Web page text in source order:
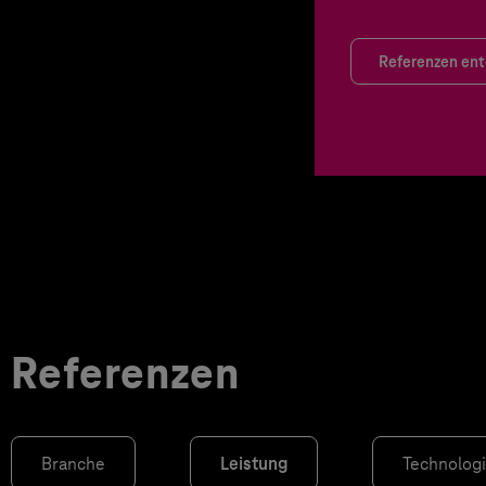
Referenzen
Referenzen
Branche Leistung